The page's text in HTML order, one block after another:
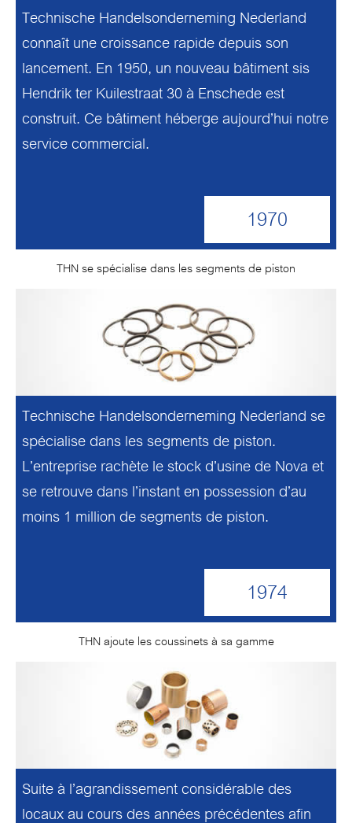
Technische Handelsonderneming Nederland
connaît une croissance rapide depuis son
lancement. En 1950, un nouveau bâtiment sis
Hendrik ter Kuilestraat 30 à Enschede est
construit. Ce bâtiment héberge aujourd’hui notre
service commercial.
1970
THN se spécialise dans les segments de piston
Technische Handelsonderneming Nederland se
spécialise dans les segments de piston.
L’entreprise rachète le stock d’usine de Nova et
se retrouve dans l’instant en possession d’au
moins 1 million de segments de piston.
1974
THN ajoute les coussinets à sa gamme
Suite à l’agrandissement considérable des
locaux au cours des années précédentes afin